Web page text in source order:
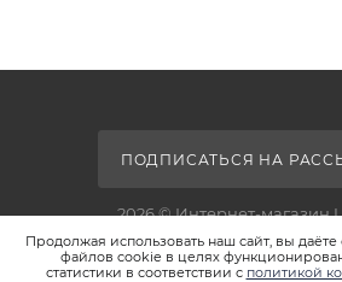
Продолжая использовать наш сайт, вы даёте
файлов cookie в целях
статистики в соответствии с политикой
ПОДПИСАТЬСЯ НА
2026 © Интернет-магазин